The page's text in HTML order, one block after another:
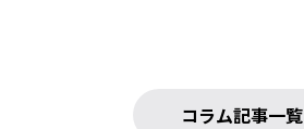
コラム記事一覧